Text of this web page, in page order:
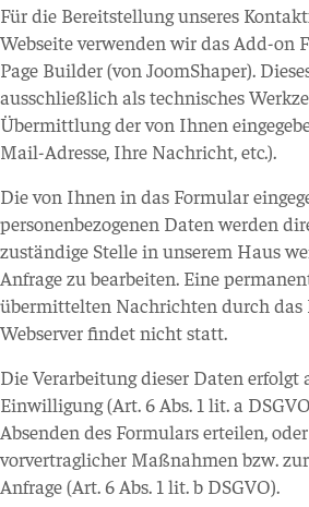
Für die Bereitstellung unseres
Webseite verwenden wir das Add-on
Page Builder (von JoomShaper).
ausschließlich als technisches
Übermittlung der von Ihnen
Mail-Adresse, Ihre Nachricht, etc.).
Die von Ihnen in das Formular
personenbezogenen Daten werden
zuständige Stelle in unserem Haus
Anfrage zu bearbeiten. Eine
übermittelten Nachrichten durch das
Webserver findet nicht statt.
Die Verarbeitung dieser Daten
Einwilligung (Art. 6 Abs. 1 lit. a
Absenden des Formulars erteilen,
vorvertraglicher Maßnahmen bzw.
Anfrage (Art. 6 Abs. 1 lit. b DSGVO).